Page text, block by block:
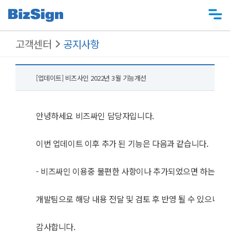
고객센터 공지사항
[업데이트] 비즈사인 2022년 3월 기능개선
안녕하세요 비즈싸인 담당자입니다.
이번 업데이트 이후 추가 된 기능은 다음과 같습니다.
- 비즈싸인 이용중 불편한 사항이나 추가되었으면 하는 기
개발팀으로 해당 내용 전달 및 검토 후 반영 될 수 있으니
감사합니다.